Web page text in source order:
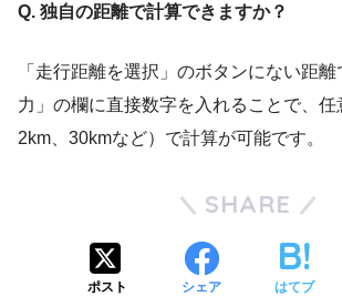
Q. 独自の距離で計算できますか？
「走行距離を選択」のボタンにない距
力」の欄に直接数字を入れることで、任
2km、30kmなど）で計算が可能です。
SHARE
ポスト シェア はてブ